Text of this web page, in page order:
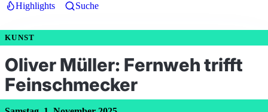
Highlights Suche
KUNST
Oliver Müller: Fernweh trifft
Feinschmecker